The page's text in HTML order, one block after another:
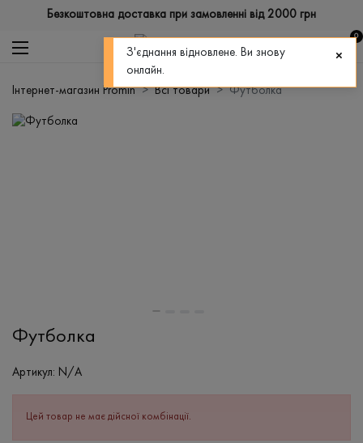
Безкоштовна доставка при замовленні від 2000 грн
0
Інтернет-магазин Promin Всі товари Футболка
Футболка
Артикул: N/A
Цей товар не має дійсної комбінації.
З'єднання відновлене. Ви знову
онлайн.